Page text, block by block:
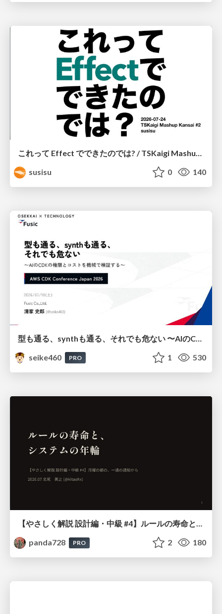
これって Effect でできたのでは? / TSKaigi Mashup Kansai #2
susisu
0 140
seike460
PRO 1 530
【やさしく解説 設計編・中級 #4】ルールの寿命と、システムの年輪
panda728
PRO 2 180